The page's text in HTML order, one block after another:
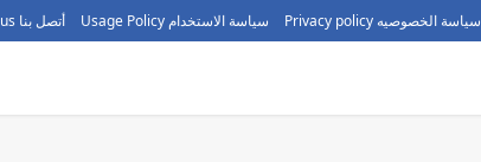
سياسة الخصوصيه Privacy policy سياسة الاستخدام Usage Policy أتصل بنا call us